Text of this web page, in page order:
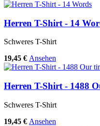
Herren T-Shirt - 14
Schweres T-Shirt
19,45 € Ansehen
Herren T-Shirt - 1488
Schweres T-Shirt
19,45 € Ansehen